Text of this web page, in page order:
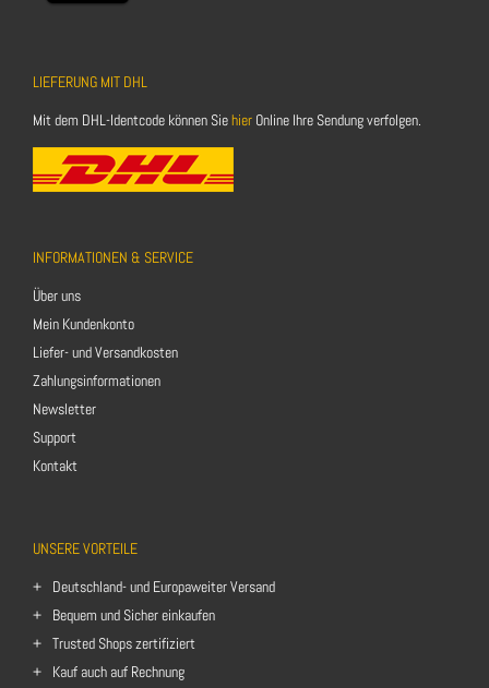
LIEFERUNG MIT DHL
Mit dem DHL-Identcode können Siehier Online Ihre Sendung verfolgen.
INFORMATIONEN & SERVICE
Über uns
Mein Kundenkonto
Liefer- und Versandkosten
Zahlungsinformationen
Newsletter
Support
Kontakt
UNSERE VORTEILE
Deutschland- und Europaweiter Versand
Bequem und Sicher einkaufen
Trusted Shops zertifiziert
Kauf auch auf Rechnung